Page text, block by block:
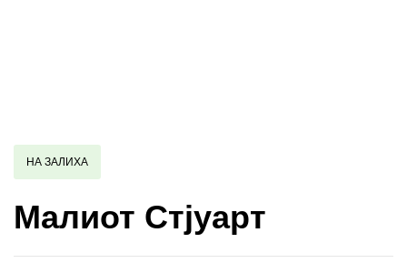
НА ЗАЛИХА
Малиот Стјуарт